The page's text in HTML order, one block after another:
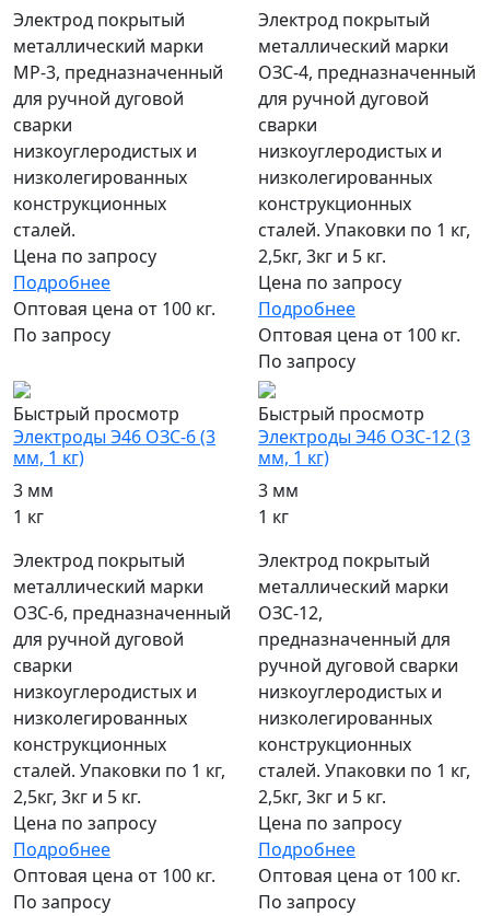
Электрод покрытый
металлический марки
МР-3, предназначенный
для ручной дуговой
сварки
низкоуглеродистых и
низколегированных
конструкционных
сталей.
Цена по запросу
Подробнее
Оптовая цена от 100 кг.
По запросу
Электрод покрытый
металлический марки
ОЗС-4, предназначенный
для ручной дуговой
сварки
низкоуглеродистых и
низколегированных
конструкционных
сталей. Упаковки по 1 кг,
2,5кг, 3кг и 5 кг.
Цена по запросу
Подробнее
Оптовая цена от 100 кг.
По запросу
Быстрый просмотр
Электроды Э46 ОЗС-6 (3
мм, 1 кг)
3 мм
1 кг
Электрод покрытый
металлический марки
ОЗС-6, предназначенный
для ручной дуговой
сварки
низкоуглеродистых и
низколегированных
конструкционных
сталей. Упаковки по 1 кг,
2,5кг, 3кг и 5 кг.
Цена по запросу
Подробнее
Оптовая цена от 100 кг.
По запросу
Быстрый просмотр
Электроды Э46 ОЗС-12 (3
мм, 1 кг)
3 мм
1 кг
Электрод покрытый
металлический марки
ОЗС-12,
предназначенный для
ручной дуговой сварки
низкоуглеродистых и
низколегированных
конструкционных
сталей. Упаковки по 1 кг,
2,5кг, 3кг и 5 кг.
Цена по запросу
Подробнее
Оптовая цена от 100 кг.
По запросу